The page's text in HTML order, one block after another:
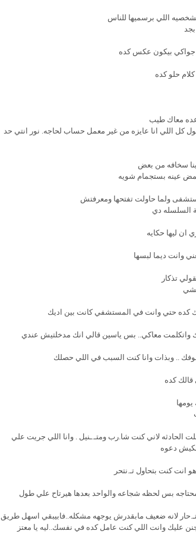
اللي برسميها للناس
جواكي بيكون عكس كده
حلو كده
معاك طيب
كل اللي انا عايزه من غير معمل حساب لحاجه. نور انتي حد
سخافه من بعض
عينه بستجمام شويه
ولما حاولت تفتحها ومعرفتش
السلسله دي
ان ليها حكايه
وانت ديما لبسها
تذكار
كده حتي وانت في المستشفي كانت بين اديك
واتكلمت معاكي.. بس ياسين قالي انك مدخلتيش عندي
.. وبذات وانا كنت السبب في اللي حصلك
كده
الحادثه لاني كنت شا.رب ومتـ.ـنيل . وانا اللي جريت علي
دعوه
كنت بتحاول تـ.نتحر
بس لحظه شجاعه والواحد بعدها هيرتاح علي طول
لانه ضعيف مابقدرش يوجهه مشكله..فابيبقي اسهل طريق
عليك وانت اللي كنت عامل كده في نفسك..ليه يا معتز